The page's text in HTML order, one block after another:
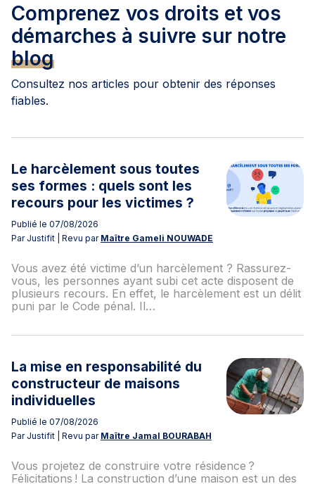
Comprenez vos droits et vos
démarches à suivre sur notre
blog
Consultez nos articles pour obtenir des réponses
fiables.
Le harcèlement sous toutes
ses formes : quels sont les
recours pour les victimes ?
Publié le 07/08/2026
Par Justifit | Revu par Maître Gameli NOUWADE
Vous avez été victime d’un harcèlement ? Rassurez-
vous, les personnes ayant subi cet acte disposent de
plusieurs recours. En effet, le harcèlement est un délit
puni par le Code pénal. Il…
La mise en responsabilité du
constructeur de maisons
individuelles
Publié le 07/08/2026
Par Justifit | Revu par Maître Jamal BOURABAH
Vous projetez de construire votre résidence ?
Félicitations ! La construction d’une maison est un des